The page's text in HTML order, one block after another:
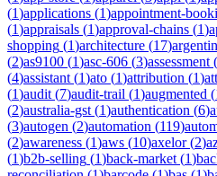
(1)applications (1)appointment-
(1)appraisals (1)approval-chains (1)
shopping (1)architecture (17)
(2)as9100 (1)asc-606 (3)assessment (
(4)assistant (1)ato (1)attribution (1)
(1)audit (7)audit-trail (1)augmented (
(2)australia-gst (1)authentication (6)
(3)autogen (2)automation (119)
(2)awareness (1)aws (10)axelor(2)
(1)b2b-selling (1)back-market (1)